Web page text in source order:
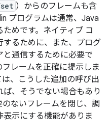
）からのフレームも含
プログラムは通常、Java
めです。ネイティブ コ
るために、また、プログ
通信するために必要で
レームを正確に提示しま
、こうした追加の呼び出
、そうでない場合もあり
ないフレームを閉じ、調
示にする機能がありま